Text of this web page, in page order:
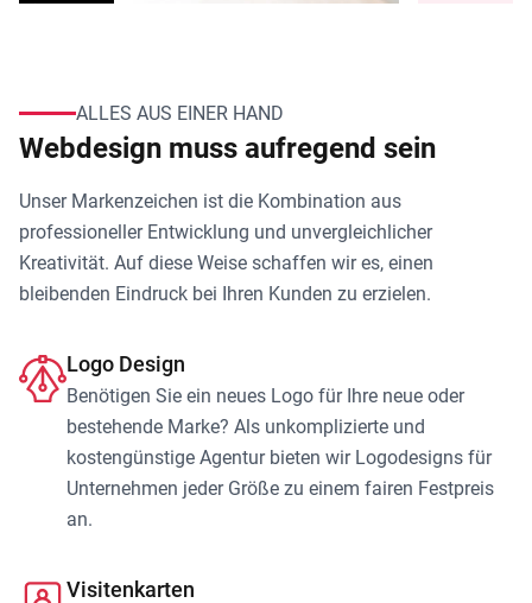
ALLES AUS EINER HAND
Webdesign muss aufregend sein
Unser Markenzeichen ist die Kombination aus
professioneller Entwicklung und unvergleichlicher
Kreativität. Auf diese Weise schaffen wir es, einen
bleibenden Eindruck bei Ihren Kunden zu erzielen.
Logo Design
Benötigen Sie ein neues Logo für Ihre neue oder
bestehende Marke? Als unkomplizierte und
kostengünstige Agentur bieten wir Logodesigns für
Unternehmen jeder Größe zu einem fairen Festpreis
an.
Visitenkarten